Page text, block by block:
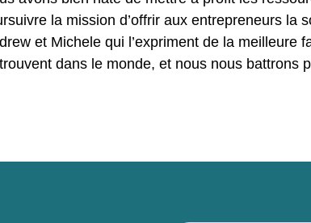
la mission d’offrir aux entrepreneurs la
et Michele qui l’expriment de la meilleure
dans le monde, et nous nous battrons